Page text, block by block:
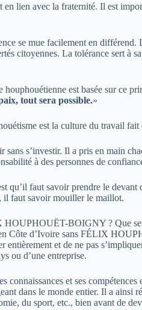
en lien avec la fraternité. Il est
se mue facilement en différend.
citoyennes. La tolérance sert à
houphouétienne est basée sur ce
tout sera possible.»
est la culture du travail
s’investir. Il a pris en main
à des personnes de
qu’il faut savoir prendre le devant
il faut savoir mouiller le maillot.
HOUPHOUËT-BOIGNY ? Que
Côte d’Ivoire sans FÉLIX
entièrement et de ne pas
ou d’une entreprise.
et ses compétences
dans le monde entier. Il a ainsi
du sport, etc., bien avant de